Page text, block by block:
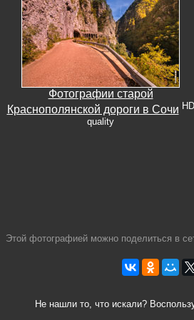
Фотографии старой
Краснополянской дороги в Сочи HD
quality
Этой фотографией можно поделиться в
Не нашли то, что искали?